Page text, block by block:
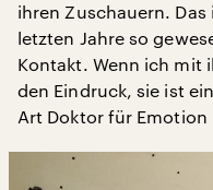
ihren Zuschauern.
letzten Jahre so
Kontakt. Wenn ich mit
den Eindruck, sie ist
Art Doktor für Emotion